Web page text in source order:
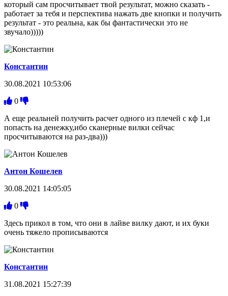
который сам просчитывает твой результат, можно сказать -
работает за тебя и перспектива нажать две кнопки и получить
результат - это реальна, как бы фантастически это не
звучало)))))
Константин
30.08.2021 10:53:06
0
А еще реальней получить расчет одного из плечей с кф 1,и
попасть на денежку,ибо сканерные вилки сейчас
просчитываются на раз-два)))
Антон Кошелев
30.08.2021 14:05:05
0
Здесь прикол в том, что они в лайве вилку дают, и их буки
очень тяжело прописываются
Константин
31.08.2021 15:27:39